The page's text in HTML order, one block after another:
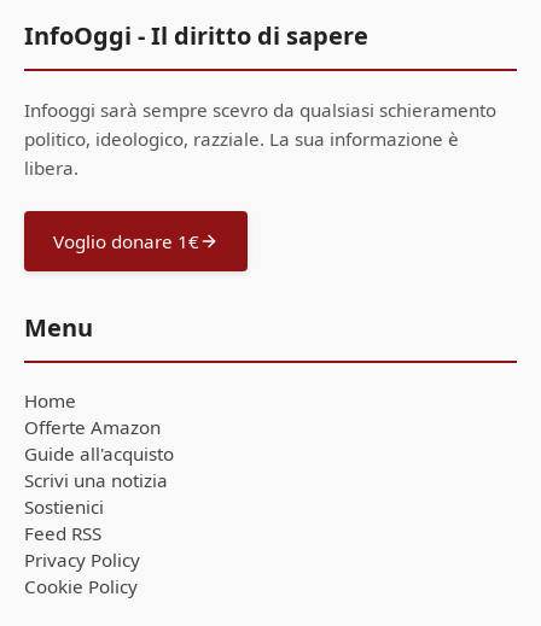
InfoOggi - Il diritto di sapere
Infooggi sarà sempre scevro da qualsiasi schieramento
politico, ideologico, razziale. La sua informazione è
libera.
Voglio donare 1€
Menu
Home
Offerte Amazon
Guide all'acquisto
Scrivi una notizia
Sostienici
Feed RSS
Privacy Policy
Cookie Policy